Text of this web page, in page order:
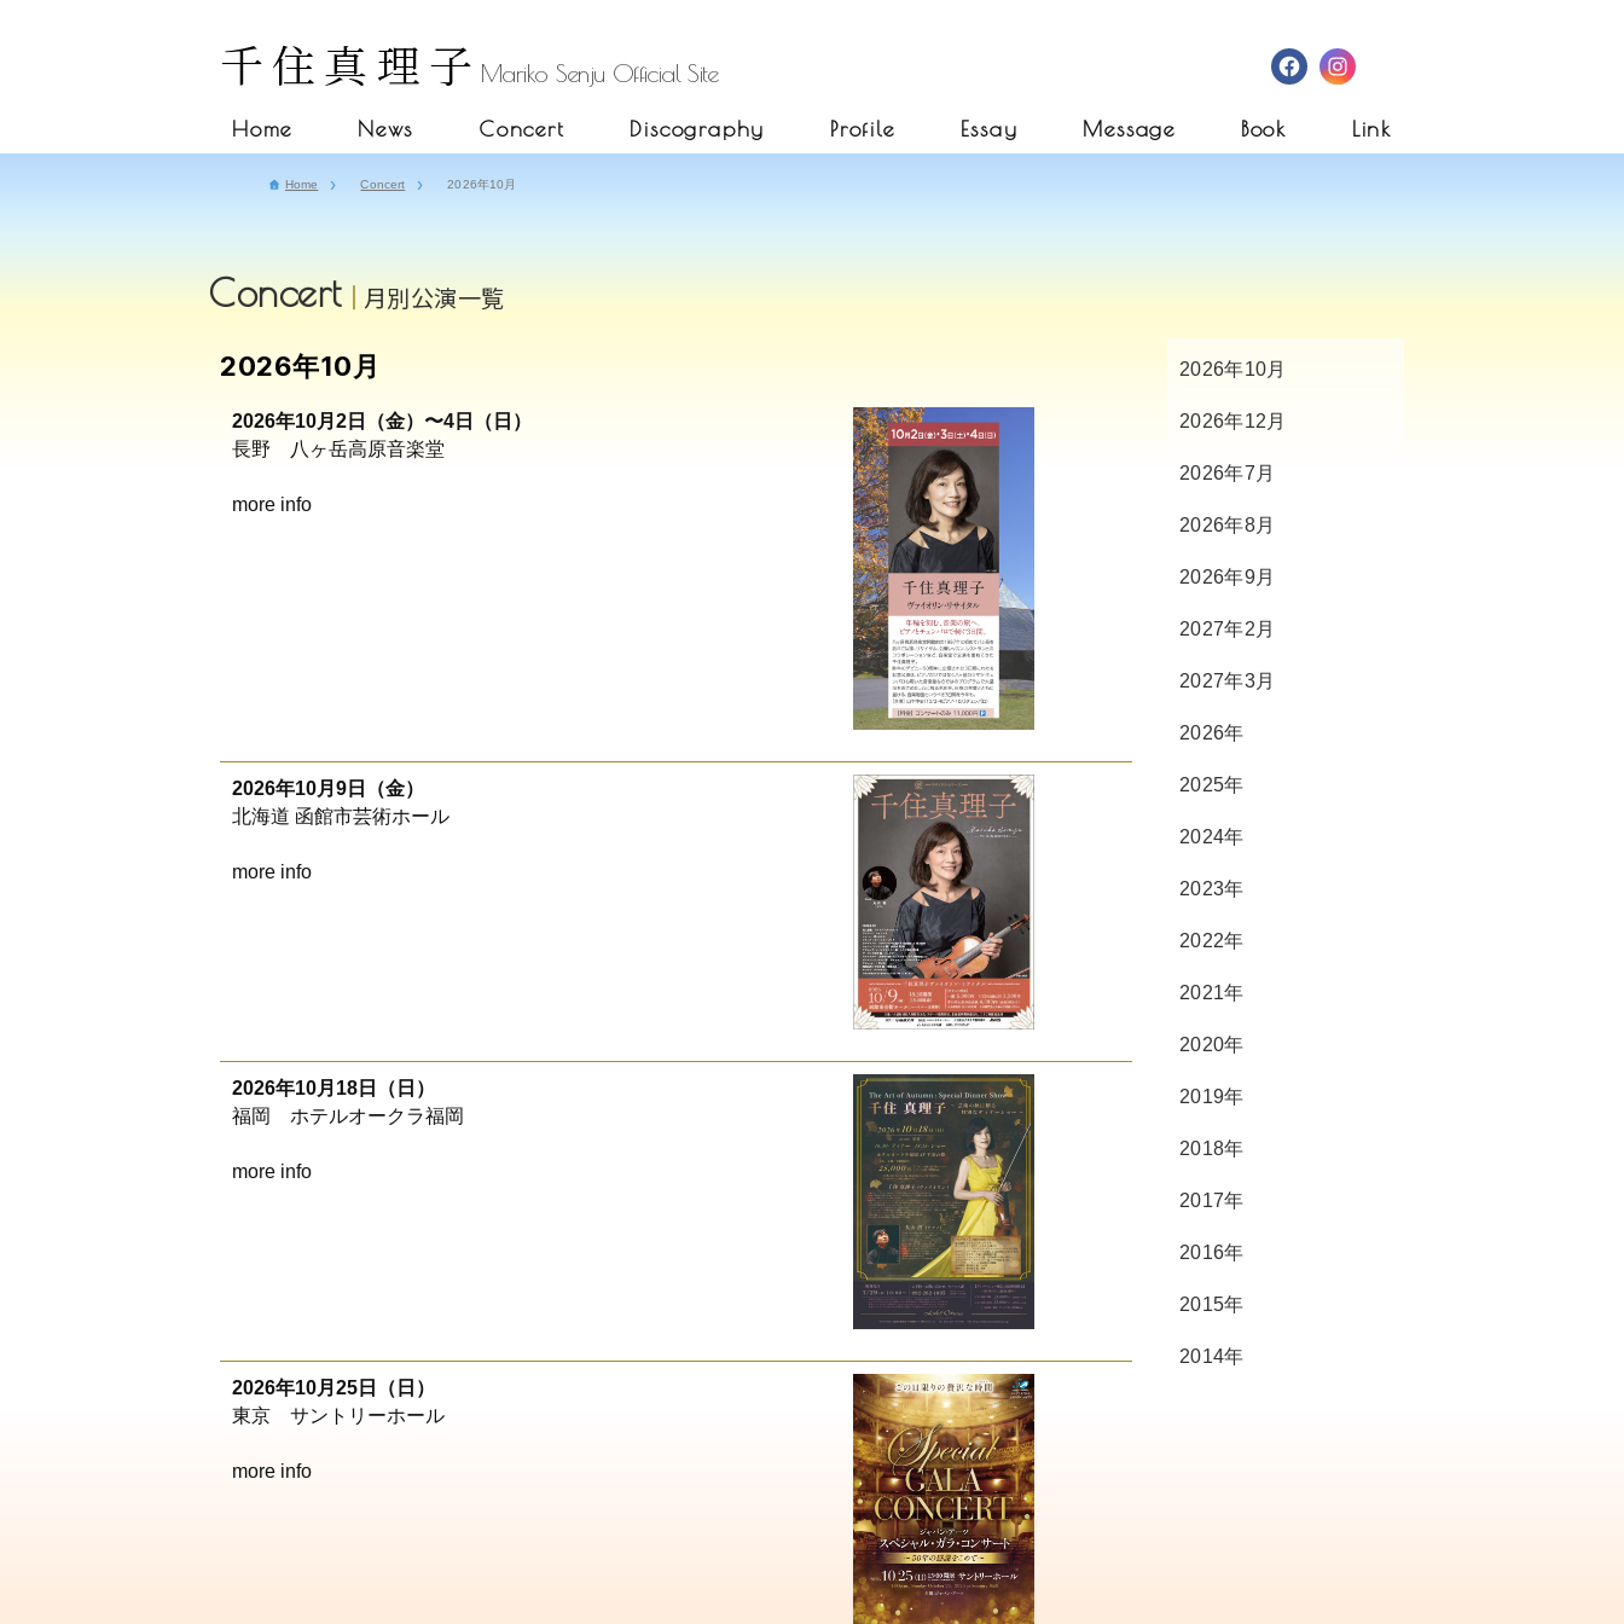
千住真理子 Mariko Senju Official Site FacebookInstagram
Home News Concert Discography Profile Essay Message Book Link
Home Concert 2026年10月
Concert 月別公演一覧
2026年10月
2026年10月2日（金）〜4日（日）
長野 八ヶ岳高原音楽堂
more info
2026年10月9日（金）
北海道 函館市芸術ホール
more info
2026年10月18日（日）
福岡 ホテルオークラ福岡
more info
2026年10月25日（日）
東京 サントリーホール
more info
2026年10月
2026年12月
2026年7月
2026年8月
2026年9月
2027年2月
2027年3月
2026年
2025年
2024年
2023年
2022年
2021年
2020年
2019年
2018年
2017年
2016年
2015年
2014年